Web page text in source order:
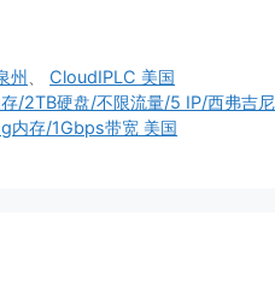
州
CloudIPLC 美国
/2TB硬盘/不限流量/5 IP/西弗吉
存/1Gbps带宽 美国